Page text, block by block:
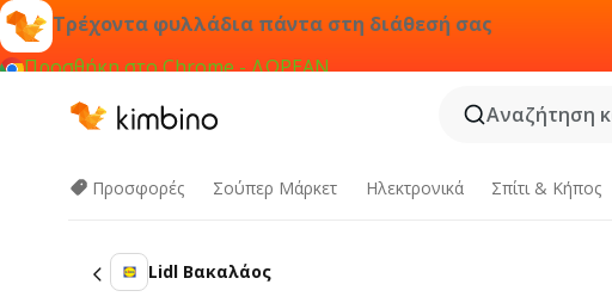
Τρέχοντα φυλλάδια πάντα στη διάθεσή σας
Προσθήκη στο Chrome - ΔΩΡΕΑΝ
Αναζήτηση
Προσφορές Σούπερ Μάρκετ Hλεκτρονικά Σπίτι & Κήπος
Lidl Βακαλάος